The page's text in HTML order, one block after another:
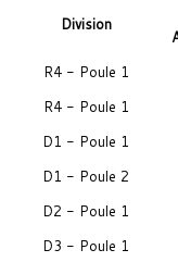
Division
R4 - Poule 1
R4 - Poule 1
D1 - Poule 1
D1 - Poule 2
D2 - Poule 1
D3 - Poule 1